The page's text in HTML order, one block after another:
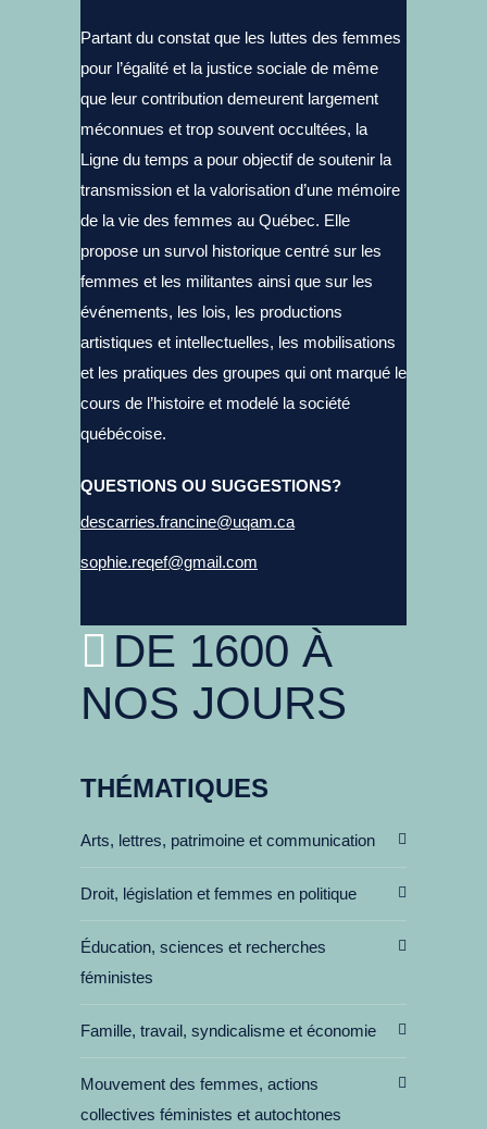
Partant du constat que les luttes des femmes
pour l’égalité et la justice sociale de même
que leur contribution demeurent largement
méconnues et trop souvent occultées, la
Ligne du temps a pour objectif de soutenir la
transmission et la valorisation d’une mémoire
de la vie des femmes au Québec. Elle
propose un survol historique centré sur les
femmes et les militantes ainsi que sur les
événements, les lois, les productions
artistiques et intellectuelles, les mobilisations
et les pratiques des groupes qui ont marqué le
cours de l’histoire et modelé la société
québécoise.
QUESTIONS OU SUGGESTIONS?
descarries.francine@uqam.ca
sophie.reqef@gmail.com
DE 1600 À
NOS JOURS
THÉMATIQUES
Arts, lettres, patrimoine et communication
Droit, législation et femmes en politique
Éducation, sciences et recherches
féministes
Famille, travail, syndicalisme et économie
Mouvement des femmes, actions
collectives féministes et autochtones